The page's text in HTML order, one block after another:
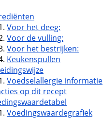
Voor het deeg:
Voor de vulling:
Voor het bestrijken:
Keukenspullen
Voedselallergie informatie
op dit recept
Voedingswaardegrafiek